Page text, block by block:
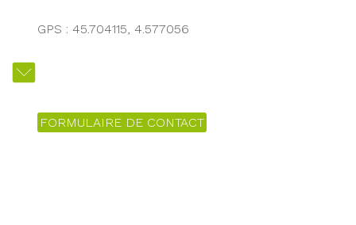
GPS : 45.704115, 4.577056
FORMULAIRE DE CONTACT